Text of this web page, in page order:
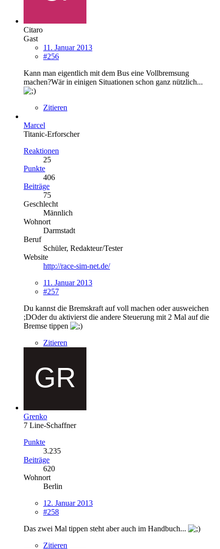
Citaro
Gast
11. Januar 2013
#256
Kann man eigentlich mit dem Bus eine Vollbremsung
machen?Wär in einigen Situationen schon ganz nützlich...
Zitieren
Marcel
Titanic-Erforscher
Reaktionen
25
Punkte
406
Beiträge
75
Geschlecht
Männlich
Wohnort
Darmstadt
Beruf
Schüler, Redakteur/Tester
Website
http://race-sim-net.de/
11. Januar 2013
#257
Du kannst die Bremskraft auf voll machen oder ausweichen
;DOder du aktivierst die andere Steuerung mit 2 Mal auf die
Bremse tippen
Zitieren
Grenko
7 Line-Schaffner
Punkte
3.235
Beiträge
620
Wohnort
Berlin
12. Januar 2013
#258
Das zwei Mal tippen steht aber auch im Handbuch...
Zitieren